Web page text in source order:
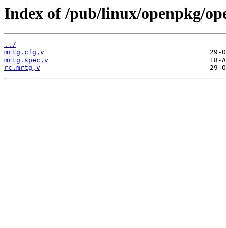
Index of /pub/linux/openpkg/
../
mrtg.cfg,v
mrtg.spec,v
rc.mrtg,v